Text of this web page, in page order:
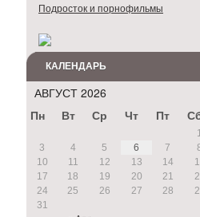
Подросток и порнофильмы
КАЛЕНДАРЬ
АВГУСТ 2026
Пн
Вт Ср Чт Пт
3
4 5 6 7
10
11 12 13 14
17
18 19 20 21
24
25 26 27 28
31